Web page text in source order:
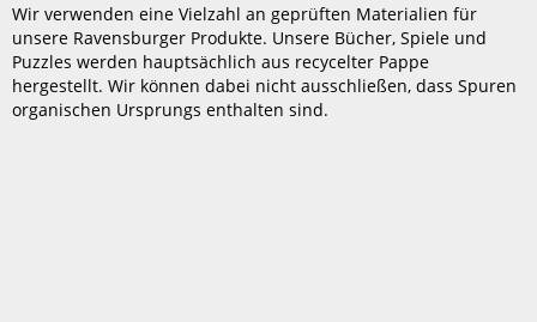
Wir verwenden eine Vielzahl an geprüften Materialien für
unsere Ravensburger Produkte. Unsere Bücher, Spiele und
Puzzles werden hauptsächlich aus recycelter Pappe
hergestellt. Wir können dabei nicht ausschließen, dass Spuren
organischen Ursprungs enthalten sind.